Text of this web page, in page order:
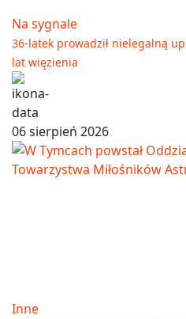
Na sygnale
36-latek prowadził nielegalną
lat więzienia
06 sierpień 2026
Inne